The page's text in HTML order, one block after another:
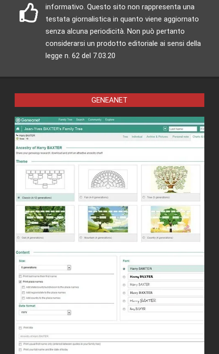
informativo. Questo sito non rappresenta una
testata giornalistica in quanto viene aggiornato
senza alcuna periodicità. Non può pertanto
considerarsi un prodotto editoriale ai sensi della
legge n. 62 del 7.03.20
GENEANET